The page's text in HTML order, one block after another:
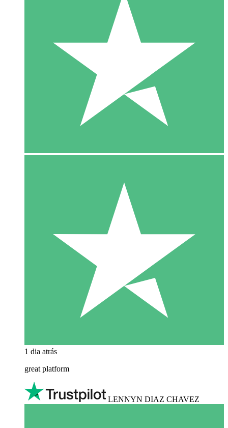
1 dia atrás
great platform
LENNYN DIAZ CHAVEZ